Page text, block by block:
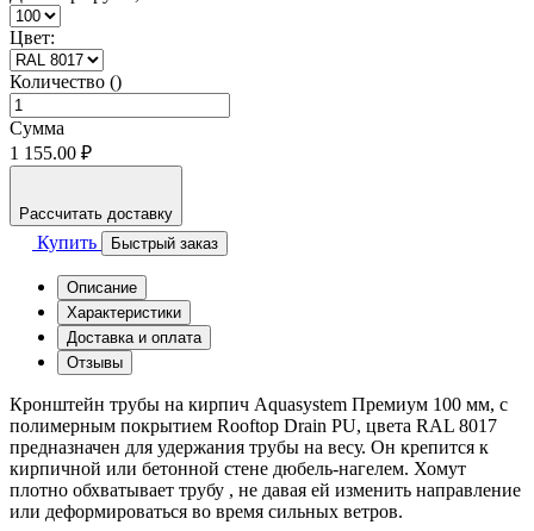
Цвет:
Количество ()
Сумма
1 155.00 ₽
Рассчитать доставку
Купить Быстрый заказ
Описание
Характеристики
Доставка и оплата
Отзывы
Кронштейн трубы на кирпич Aquasystem Премиум 100 мм, с
полимерным покрытием Rooftop Drain PU, цвета RAL 8017
предназначен для удержания трубы на весу. Он крепится к
кирпичной или бетонной стене дюбель-нагелем. Хомут
плотно обхватывает трубу , не давая ей изменить направление
или деформироваться во время сильных ветров.